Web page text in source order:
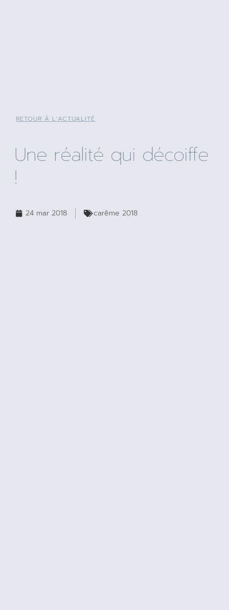
RETOUR À L'ACTUALITÉ
Une réalité qui décoiffe
!
24 mar 2018 carême 2018